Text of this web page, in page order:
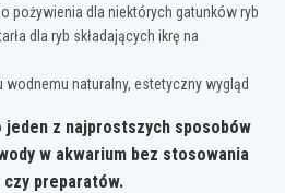
pożywienia dla niektórych gatunków ryb
dla ryb składających ikrę na
wodnemu naturalny, estetyczny wygląd
jeden z najprostszych sposobów
w akwarium bez stosowania
preparatów.